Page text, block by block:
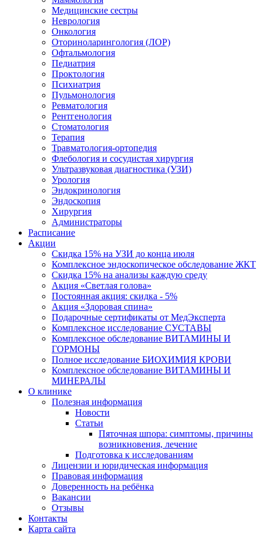
Медицинские сестры
Неврология
Онкология
Оториноларингология (ЛОР)
Офтальмология
Педиатрия
Проктология
Психиатрия
Пульмонология
Ревматология
Рентгенология
Стоматология
Терапия
Травматология-ортопедия
Флебология и сосудистая хирургия
Ультразвуковая диагностика (УЗИ)
Урология
Эндокринология
Эндоскопия
Хирургия
Администраторы
Расписание
Акции
Скидка 15% на УЗИ до конца июля
Комплексное эндоскопическое обследование ЖКТ
Скидка 15% на анализы каждую среду
Акция «Светлая голова»
Постоянная акция: скидка - 5%
Акция «Здоровая спина»
Подарочные сертификаты от МедЭксперта
Комплексное исследование СУСТАВЫ
Комплексное обследование ВИТАМИНЫ И
ГОРМОНЫ
Полное исследование БИОХИМИЯ КРОВИ
Комплексное обследование ВИТАМИНЫ И
МИНЕРАЛЫ
О клинике
Полезная информация
Новости
Статьи
Пяточная шпора: симптомы, причины
возникновения, лечение
Подготовка к исследованиям
Лицензии и юридическая информация
Правовая информация
Доверенность на ребёнка
Вакансии
Отзывы
Контакты
Карта сайта